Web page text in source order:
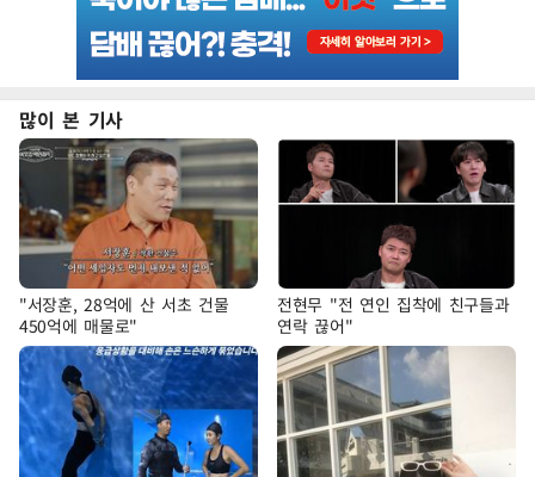
많이 본 기사
"서장훈, 28억에 산 서초 건물
450억에 매물로"
전현무 "전 연인 집착에 친구들과
연락 끊어"